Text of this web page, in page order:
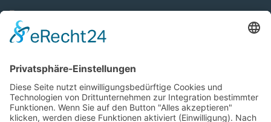
Fax
0931/386 63 709
dekanatsbuero.wue@bistum-wuerzburg.de
Kontakt
Anfrage direkt senden